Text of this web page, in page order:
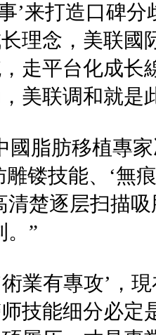
’来打造口碑
理念，美联國
走平台化成长
美联调和就是
國脂肪移植專
镂技能、‘無
清楚逐层扫描
。”
業有專攻’，
技能细分必定